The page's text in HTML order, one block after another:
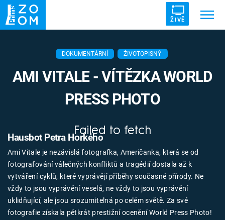
ŽIVĚ
ZRÁDCI UFO DRUHÁ SVĚTOVÁ VÁLKA
ZÁHADY VETŘELCI DÁVNOVĚKU
Témata
Témata
Pořady
TV Program
DOKUMENTÁRNÍ ŽIVOTOPISNÝ
AMI VITALE - VÍTĚZKA WORLD
PRESS PHOTO
Failed to fetch
Ami Vitale je nezávislá fotografka, Američanka, která se od
fotografování válečných konfliktů a tragédií dostala až k
vytváření cyklů, které vyprávějí příběhy současné přírody. Ne
vždy to jsou vyprávění veselá, ne vždy to jsou vyprávění
uklidňující, ale jsou srozumitelná po celém světě. Za své
fotografie získala pětkrát prestižní ocenění World Press Photo!
Hausbot Petra Horkého